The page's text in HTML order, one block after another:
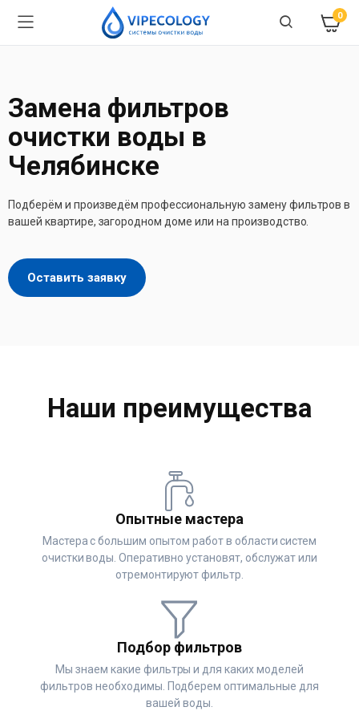
0
Замена фильтров
очистки воды в
Челябинске
Подберём и произведём профессиональную замену фильтров в
вашей квартире, загородном доме или на производство.
Оставить заявку
Наши преимущества
Опытные мастера
Мастера с большим опытом работ в области систем
очистки воды. Оперативно установят, обслужат или
отремонтируют фильтр.
Подбор фильтров
Мы знаем какие фильтры и для каких моделей
фильтров необходимы. Подберем оптимальные для
вашей воды.